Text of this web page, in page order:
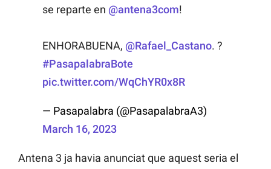
se reparte en @antena3com!
ENHORABUENA, @Rafael_Castano. ?
#PasapalabraBote
pic.twitter.com/WqChYR0x8R
— Pasapalabra (@PasapalabraA3)
March 16, 2023
Antena 3 ja havia anunciat que aquest seria el